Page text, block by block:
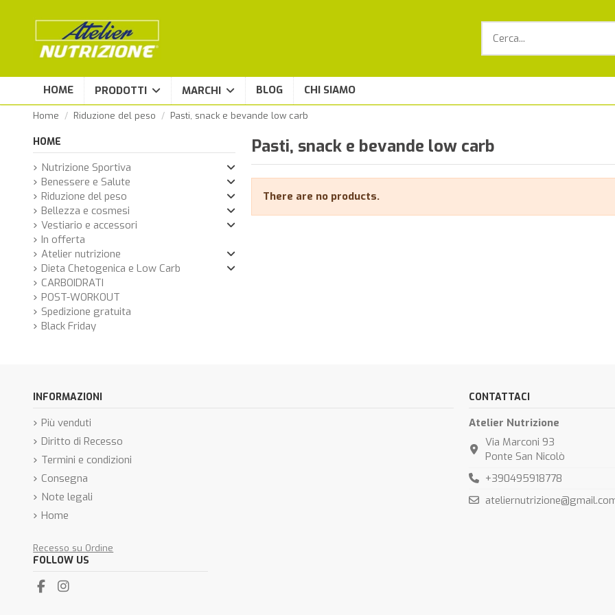
HOME PRODOTTI MARCHI BLOG CHI SIAMO
Home Riduzione del peso Pasti, snack e bevande low carb
Pasti, snack e bevande low carb
There are no products.
HOME
Nutrizione Sportiva
Benessere e Salute
Riduzione del peso
Bellezza e cosmesi
Vestiario e accessori
In offerta
Atelier nutrizione
Dieta Chetogenica e Low Carb
CARBOIDRATI
POST-WORKOUT
Spedizione gratuita
Black Friday
INFORMAZIONI
Più venduti
Diritto di Recesso
Termini e condizioni
Consegna
Note legali
Home
CONTATTACI
Atelier Nutrizione
Via Marconi 93
Ponte San Nicolò
+390495918778
Recesso su Ordine
FOLLOW US